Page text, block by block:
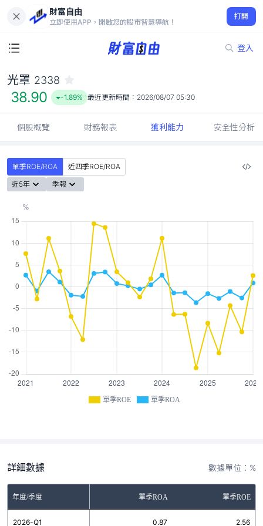
財富自由
立即使用APP，開啟您的股市智慧導航！
打開
登入
38.90
-1.89%
光罩 2338
38.90 -1.89% 最近更新時間： 2026/08/07 05:30
個股概覽 財務報表 獲利能力 安全性分析
單季ROE/ROA
近四季ROE/ROA
近5年
季報
單季ROE 單季ROA
詳細數據 數據單位：%
年度/季度 單季ROA 單季ROE
2026-Q1 0.87 2.56